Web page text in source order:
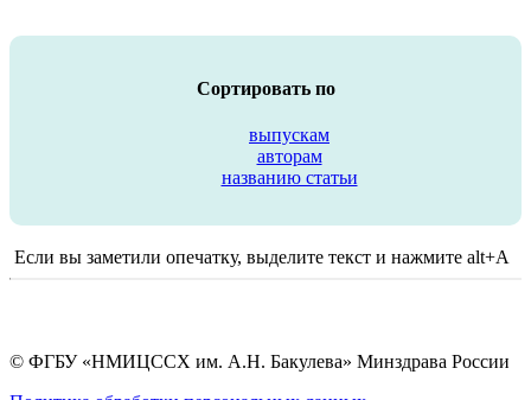
Сортировать по
выпускам
авторам
названию статьи
Если вы заметили опечатку, выделите текст и нажмите alt+A
© ФГБУ «НМИЦССХ им. А.Н. Бакулева» Минздрава России